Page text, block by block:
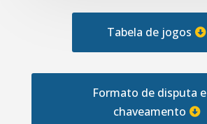
Tabela de jogos
Formato de disputa e
chaveamento